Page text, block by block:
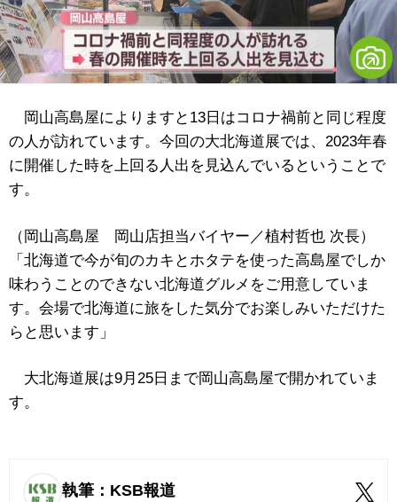
岡山高島屋によりますと13日はコロナ禍前と同じ程度
の人が訪れています。今回の大北海道展では、2023年春
に開催した時を上回る人出を見込んでいるということで
す。
（岡山高島屋 岡山店担当バイヤー／植村哲也 次長）
「北海道で今が旬のカキとホタテを使った高島屋でしか
味わうことのできない北海道グルメをご用意していま
す。会場で北海道に旅をした気分でお楽しみいただけた
らと思います」
大北海道展は9月25日まで岡山高島屋で開かれていま
す。
執筆：KSB報道